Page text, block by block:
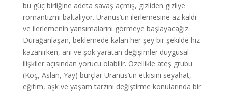
bu güç birliğine adeta savaş açmış, gizliden gizliye
romantizmi baltalıyor. Uranüs’ün ilerlemesine az kaldı
ve ilerlemenin yansımalarını görmeye başlayacağız.
Durağanlaşan, beklemede kalan her şey bir şekilde hız
kazanırken, ani ve şok yaratan değişimler duygusal
ilişkiler açısından yorucu olabilir. Özellikle ateş grubu
(Koç, Aslan, Yay) burçlar Uranüs’ün etkisini seyahat,
eğitim, aşk ve yaşam tarzını değiştirme konularında bir